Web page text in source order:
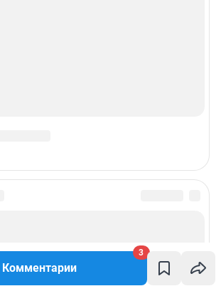
Комментарии
3